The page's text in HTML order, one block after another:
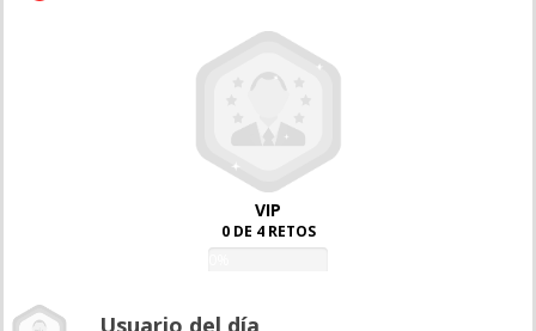
VIP
0 DE 4 RETOS
Usuario del día